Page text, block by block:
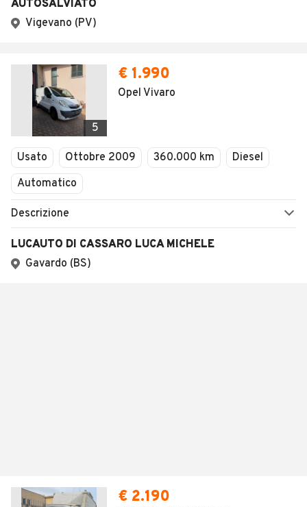
AUTOSALVIATO
Vigevano (PV)
5
€ 1.990
Opel Vivaro
Usato Ottobre 2009 360.000 km
Diesel
Automatico
Descrizione
LUCAUTO DI CASSARO LUCA MICHELE
Gavardo (BS)
€ 2.190